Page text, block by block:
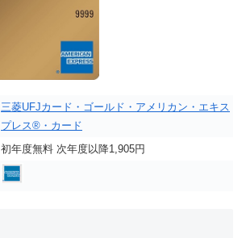
三菱UFJカード・ゴールド・アメリカン・エキス
プレス®・カード
初年度無料 次年度以降1,905円